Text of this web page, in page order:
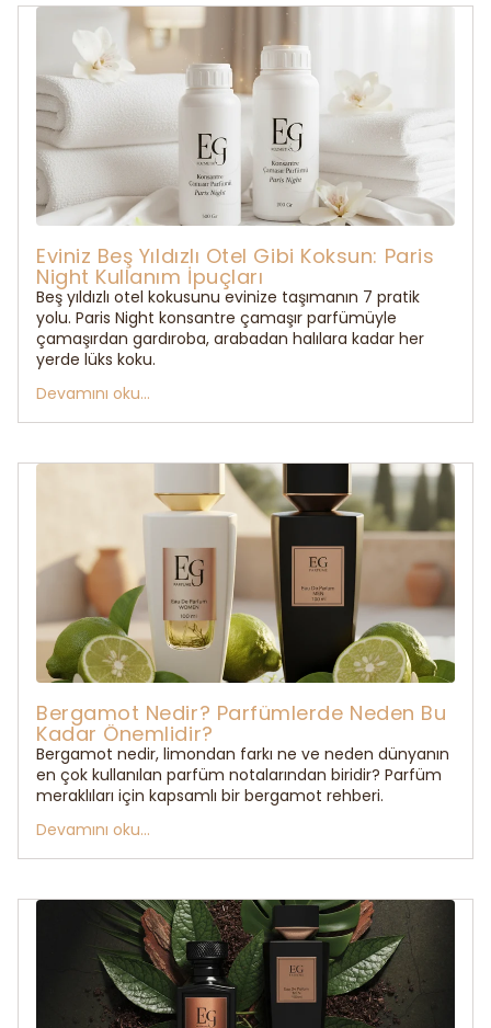
Eviniz Beş Yıldızlı Otel Gibi Koksun: Paris
Night Kullanım İpuçları
Beş yıldızlı otel kokusunu evinize taşımanın 7 pratik
yolu. Paris Night konsantre çamaşır parfümüyle
çamaşırdan gardıroba, arabadan halılara kadar her
yerde lüks koku.
Devamını oku...
Bergamot Nedir? Parfümlerde Neden Bu
Kadar Önemlidir?
Bergamot nedir, limondan farkı ne ve neden dünyanın
en çok kullanılan parfüm notalarından biridir? Parfüm
meraklıları için kapsamlı bir bergamot rehberi.
Devamını oku...